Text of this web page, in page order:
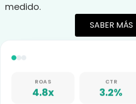
medido.
SABER MÁS
ROAS
4.8x
CTR
3.2%